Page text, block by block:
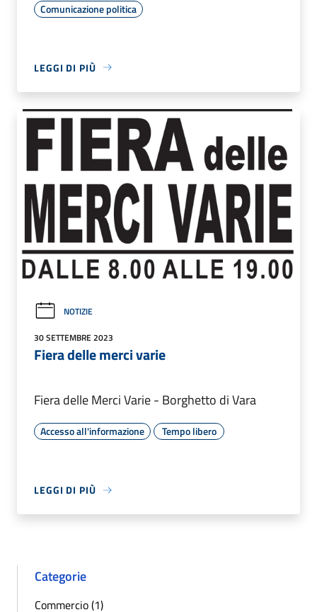
Comunicazione politica
LEGGI DI PIÙ
NOTIZIE
30 SETTEMBRE 2023
Fiera delle merci varie
Fiera delle Merci Varie - Borghetto di Vara
Accesso all'informazione Tempo libero
LEGGI DI PIÙ
Categorie
Commercio (1)